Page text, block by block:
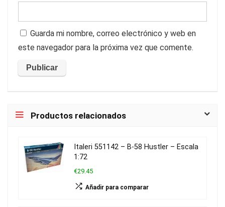
Guarda mi nombre, correo electrónico y web en
este navegador para la próxima vez que comente.
Productos relacionados
Italeri 551142 – B-58 Hustler – Escala
1:72
€29.45
Añadir para comparar